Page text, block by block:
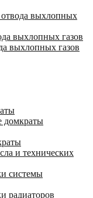
выхлопных
выхлопных газов
выхлопных газов
домкраты
и технических
системы
радиаторов